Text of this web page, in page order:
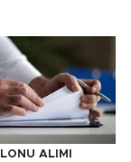
ALIMI